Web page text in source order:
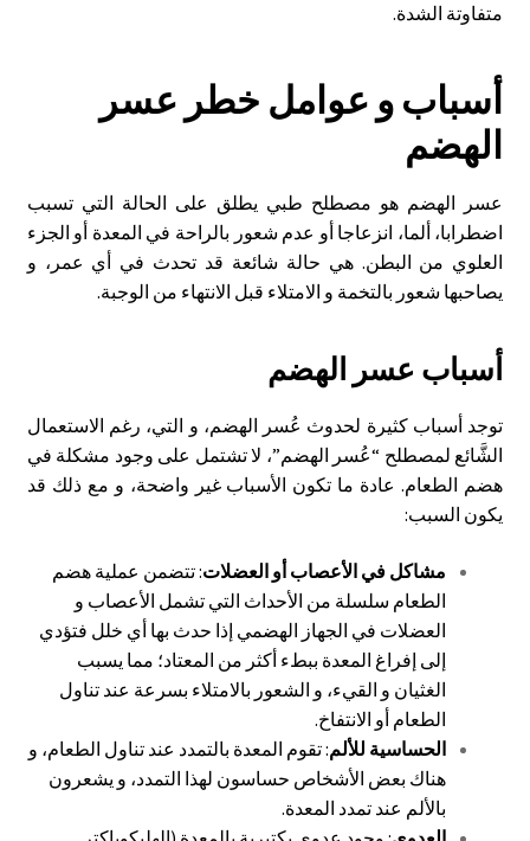
متفاوتة الشدة.
أسباب و عوامل خطر عسر
الهضم
عسر الهضم هو مصطلح طبي يطلق على الحالة التي تسبب
اضطرابا، ألما، انزعاجا أو عدم شعور بالراحة في المعدة أو الجزء
العلوي من البطن. هي حالة شائعة قد تحدث في أي عمر، و
يصاحبها شعور بالتخمة و الامتلاء قبل الانتهاء من الوجبة.
أسباب عسر الهضم
توجد أسباب كثيرة لحدوث عُسر الهضم، و التي، رغم الاستعمال
الشَّائع لمصطلح “عُسر الهضم”، لا تشتمل على وجود مشكلة في
هضم الطعام. عادة ما تكون الأسباب غير واضحة، و مع ذلك قد
يكون السبب:
مشاكل في الأعصاب أو العضلات: تتضمن عملية هضم
الطعام سلسلة من الأحداث التي تشمل الأعصاب و
العضلات في الجهاز الهضمي إذا حدث بها أي خلل فتؤدي
إلى إفراغ المعدة ببطء أكثر من المعتاد؛ مما يسبب
الغثيان و القيء، و الشعور بالامتلاء بسرعة عند تناول
الطعام أو الانتفاخ.
​الحساسية للألم: تقوم المعدة بالتمدد عند تناول الطعام، و
هناك بعض الأشخاص حساسون لهذا التمدد، و يشعرون
بالألم عند تمدد المعدة.